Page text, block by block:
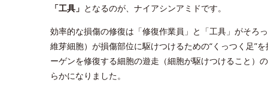
「工具」 となるのが、ナイアシンアミドです。
効率的な損傷の修復は「修復作業員」と「工具」がそろ
維芽細胞）が損傷部位に駆けつけるための“くっつく足”
ーゲンを修復する細胞の遊走（細胞が駆けつけること）
らかになりました。